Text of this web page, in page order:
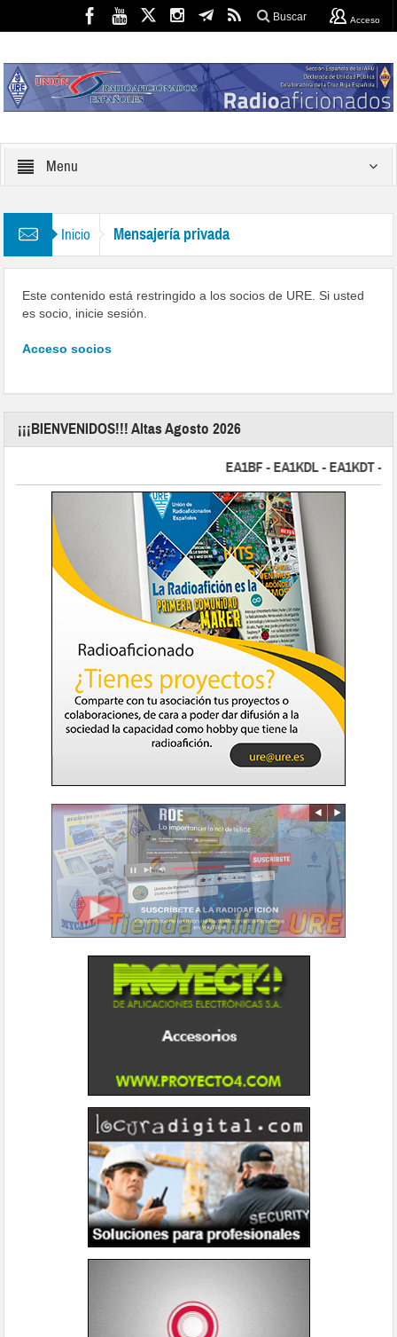
Buscar Acceso
Menu
Inicio Mensajería privada
Este contenido está restringido a los socios de URE. Si usted
es socio, inicie sesión.
Acceso socios
¡¡¡BIENVENIDOS!!! Altas Agosto 2026
EA1BF - EA1KDL - EA1KDT -